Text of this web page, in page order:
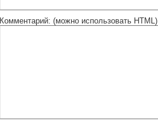
Комментарий: (можно использовать HTML)